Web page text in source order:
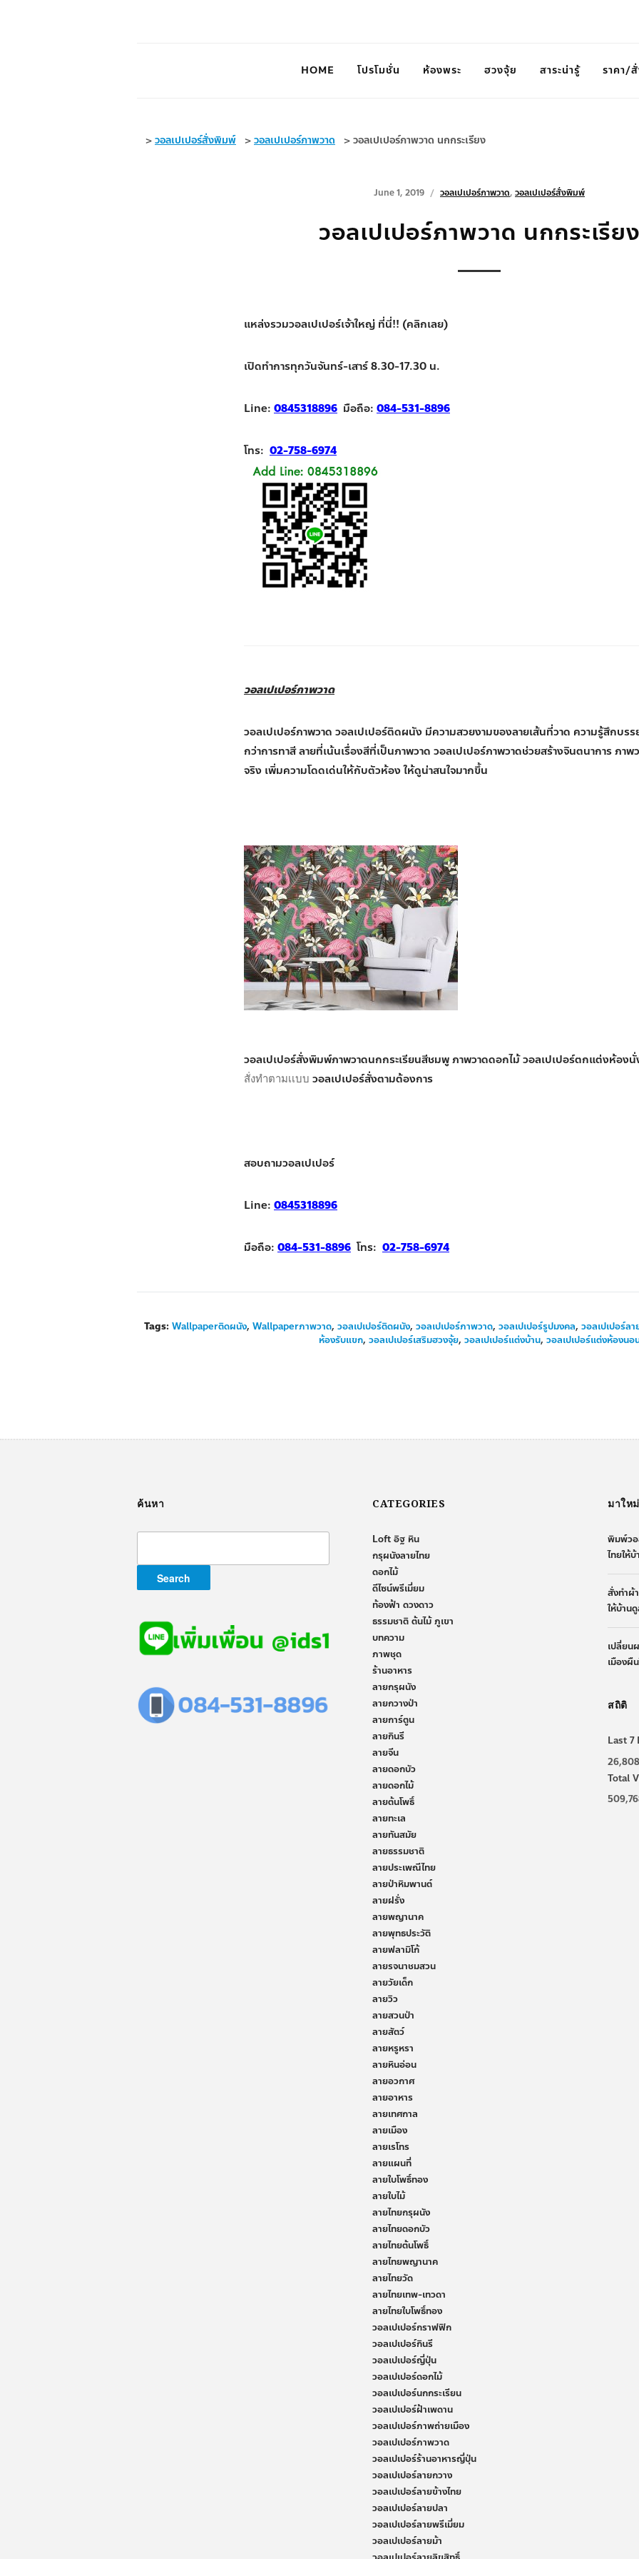
HOME โปรโมชั่น ห้องพระ ฮวงจุ้ย สาระน่ารู้ ราคา/
>วอลเปเปอร์สั่งพิมพ์ >วอลเปเปอร์ภาพวาด >วอลเปเปอร์ภาพวาด นกกระเรียง
June 1, 2019 วอลเปเปอร์ภาพวาด, วอลเปเปอร์สั่งพิมพ์
วอลเปเปอร์ภาพวาด นกกระเรียง
แหล่งรวมวอลเปเปอร์เจ้าใหญ่ ที่นี่!! (คลิกเลย)
เปิดทำการทุกวันจันทร์-เสาร์ 8.30-17.30 น.
Line: 0845318896 มือถือ: 084-531-8896
โทร: 02-758-6974
วอลเปเปอร์ภาพวาด
วอลเปเปอร์ภาพวาด วอลเปเปอร์ติดผนัง มีความสวยงามของลายเส้นที่วาด ความรู้สึกบรร
กว่าการทาสี ลายที่เน้นเรื่องสีที่เป็นภาพวาด วอลเปเปอร์ภาพวาดช่วยสร้างจินตนาการ ภาพ
จริง เพิ่มความโดดเด่นให้กับตัวห้อง ให้ดูน่าสนใจมากขึ้น
วอลเปเปอร์สั่งพิมพ์ภาพวาดนกกระเรียนสีชมพู ภาพวาดดอกไม้ วอลเปเปอร์ตกแต่งห้องนั่
สั่งทำตามเเบบ วอลเปเปอร์สั่งตามต้องการ
สอบถามวอลเปเปอร์
Line: 0845318896
มือถือ: 084-531-8896 โทร: 02-758-6974
Tags: Wallpaperติดผนัง, Wallpaperภาพวาด, วอลเปเปอร์ติดผนัง, วอลเปเปอร์ภาพวาด, วอลเปเปอร์รูปมงคล, วอลเปเปอร์ล
ห้องรับแขก, วอลเปเปอร์เสริมฮวงจุ้ย, วอลเปเปอร์แต่งบ้าน, วอลเปเปอร์แต่งห้องนอ
ค้นหา CATEGORIES
Loft อิฐ หิน
กรุผนังลายไทย
ดอกไม้
ดีไซน์พรีเมี่ยม
ท้องฟ้า ดวงดาว
ธรรมชาติ ต้นไม้ ภูเขา
บทความ
ภาพชุด
ร้านอาหาร
ลายกรุผนัง
ลายกวางป่า
ลายการ์ตูน
ลายกินรี
ลายจีน
ลายดอกบัว
ลายดอกไม้
ลายต้นโพธิ์
ลายทะเล
ลายทันสมัย
ลายธรรมชาติ
ลายประเพณีไทย
ลายป่าหิมพานต์
ลายฝรั่ง
ลายพญานาค
ลายพุทธประวัติ
ลายฟลามิโก้
ลายรจนาชมสวน
ลายวัยเด็ก
ลายวิว
ลายสวนป่า
ลายสัตว์
ลายหรูหรา
ลายหินอ่อน
ลายอวกาศ
ลายอาหาร
ลายเทศกาล
ลายเมือง
ลายเรโทร
ลายแผนที่
ลายใบโพธิ์ทอง
ลายใบไม้
ลายไทยกรุผนัง
ลายไทยดอกบัว
ลายไทยต้นโพธิ์
ลายไทยพญานาค
ลายไทยวัด
ลายไทยเทพ-เทวดา
ลายไทยใบโพธิ์ทอง
วอลเปเปอร์กราฟฟิก
วอลเปเปอร์กินรี
วอลเปเปอร์ญี่ปุ่น
วอลเปเปอร์ดอกไม้
วอลเปเปอร์นกกระเรียน
วอลเปเปอร์ฝ้าเพดาน
วอลเปเปอร์ภาพถ่ายเมือง
วอลเปเปอร์ภาพวาด
วอลเปเปอร์ร้านอาหารญี่ปุ่น
วอลเปเปอร์ลายกวาง
วอลเปเปอร์ลายข้างไทย
วอลเปเปอร์ลายปลา
วอลเปเปอร์ลายพรีเมี่ยม
วอลเปเปอร์ลายม้า
มาใหม่
พิมพ์วอ
ไทยให้
สั่งทำผ้
ให้บ้าน
เปลี่ยน
เมืองผื
สถิติ
Last 7
26,808
Total